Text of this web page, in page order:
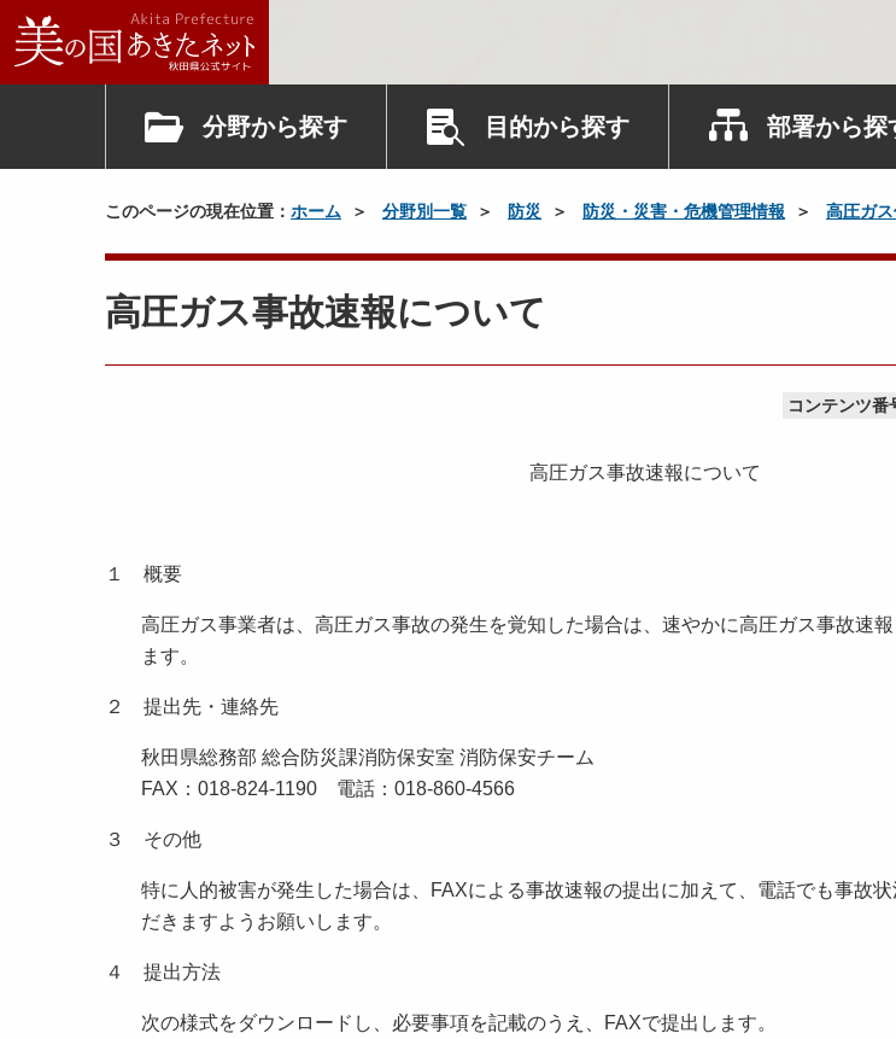
分野から探す 目的から探す 部署から探
このページの現在位置： ホーム 分野別一覧 防災 防災・災害・危機管理情報 高圧ガ
高圧ガス事故速報について
コンテンツ番
高圧ガス事故速報について
１ 概要
高圧ガス事業者は、高圧ガス事故の発生を覚知した場合は、速やかに高圧ガス事故速
ます。
２ 提出先・連絡先
秋田県総務部 総合防災課消防保安室 消防保安チーム
FAX：018-824-1190 電話：018-860-4566
３ その他
特に人的被害が発生した場合は、FAXによる事故速報の提出に加えて、電話でも事故
だきますようお願いします。
４ 提出方法
次の様式をダウンロードし、必要事項を記載のうえ、FAXで提出します。